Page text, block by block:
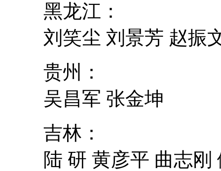
黑龙江：
刘笑尘 刘景芳 赵振
贵州：
吴昌军 张金坤
吉林：
陆 研 黄彦平 曲志刚